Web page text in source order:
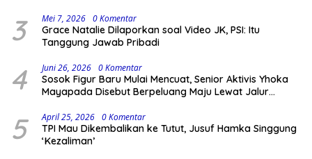
3 Mei 7, 2026 0 Komentar
Grace Natalie Dilaporkan soal Video JK, PSI: Itu
Tanggung Jawab Pribadi
4 Juni 26, 2026 0 Komentar
Sosok Figur Baru Mulai Mencuat, Senior Aktivis Yhoka
Mayapada Disebut Berpeluang Maju Lewat Jalur
5 April 25, 2026 0 Komentar
TPI Mau Dikembalikan ke Tutut, Jusuf Hamka Singgung
‘Kezaliman’